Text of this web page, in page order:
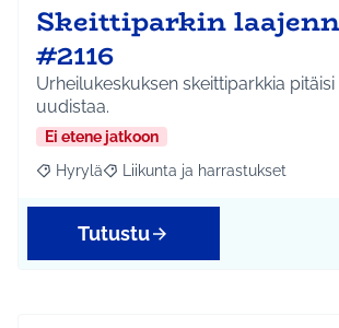
Skeittiparkin
#2116
Urheilukeskuksen skeittiparkkia
uudistaa.
Ei etene jatkoon
Rajaa tulokset aihepiirin mukaan: Hyrylä
Hyrylä Rajaa tulokset teeman mukaan:
Liikunta ja harrastukset
Tutustu